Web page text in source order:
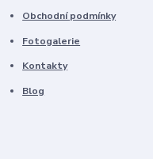
Obchodní podmínky
Fotogalerie
Kontakty
Blog